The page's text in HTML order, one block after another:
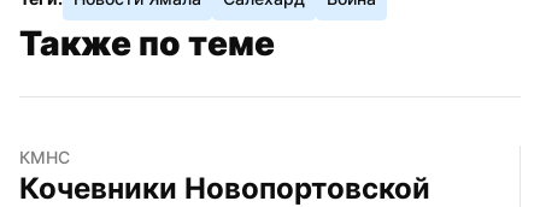
Также по теме
КМНС
Кочевники Новопортовской